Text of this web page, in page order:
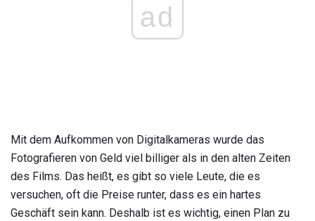
ad
Mit dem Aufkommen von Digitalkameras wurde das
Fotografieren von Geld viel billiger als in den alten Zeiten
des Films. Das heißt, es gibt so viele Leute, die es
versuchen, oft die Preise runter, dass es ein hartes
Geschäft sein kann. Deshalb ist es wichtig, einen Plan zu